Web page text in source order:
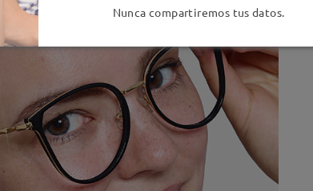
Nunca compartiremos tus datos.